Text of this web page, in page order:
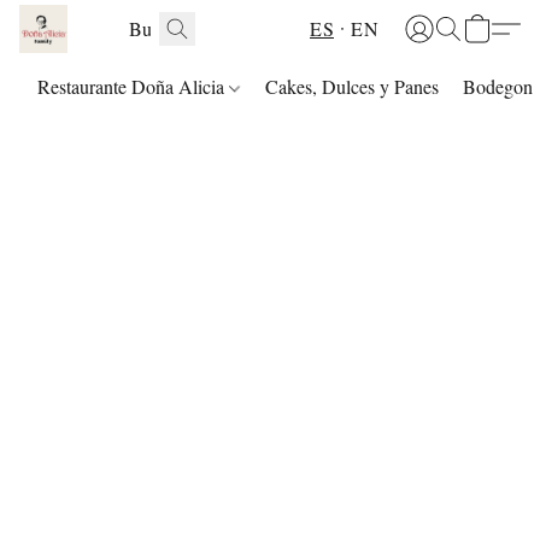
ES EN
Restaurante Doña Alicia Cakes, Dulces y Panes Bodegon